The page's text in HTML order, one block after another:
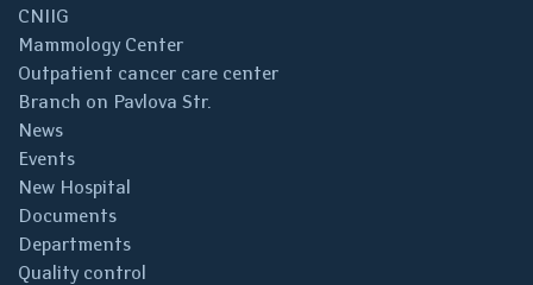
CNIIG
Mammology Center
Outpatient cancer care center
Branch on Pavlova Str.
News
Events
New Hospital
Documents
Departments
Quality control